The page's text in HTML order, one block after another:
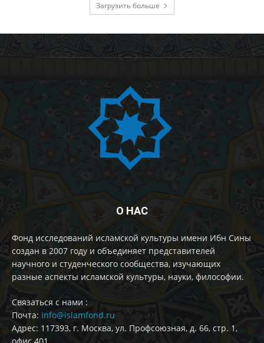
Загрузить больше
О НАС
Фонд исследований исламской культуры имени Ибн Сины
создан в 2007 году и объединяет представителей
научного и студенческого сообщества, изучающих
разные аспекты исламской культуры, науки, философии.
Cвязаться с нами :
Почта: info@islamfond.ru
Адрес: 117393, г. Москва, ул. Профсоюзная, д. 66, стр. 1,